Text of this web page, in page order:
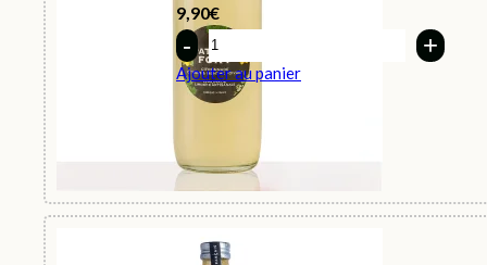
9,90€
Quantity
Ajouter au panier